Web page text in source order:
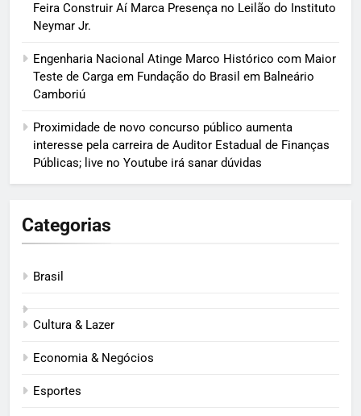
Feira Construir Aí Marca Presença no Leilão do Instituto
Neymar Jr.
Engenharia Nacional Atinge Marco Histórico com Maior
Teste de Carga em Fundação do Brasil em Balneário
Camboriú
Proximidade de novo concurso público aumenta
interesse pela carreira de Auditor Estadual de Finanças
Públicas; live no Youtube irá sanar dúvidas
Categorias
Brasil
Cultura & Lazer
Economia & Negócios
Esportes